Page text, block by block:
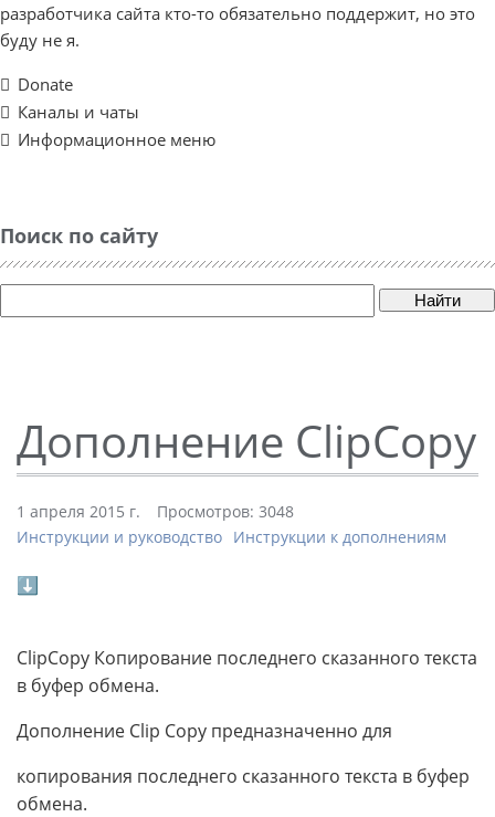
разработчика сайта кто-то обязательно поддержит, но это
буду не я.
Donate
Каналы и чаты
Информационное меню
Поиск по сайту
Найти
Дополнение ClipCopy
1 апреля 2015 г.
Просмотров: 3048
Инструкции и руководство Инструкции к дополнениям
⬇
ClipCopy Копирование последнего сказанного текста
в буфер обмена.
Дополнение Clip Copy предназначенно для
копирования последнего сказанного текста в буфер
обмена.